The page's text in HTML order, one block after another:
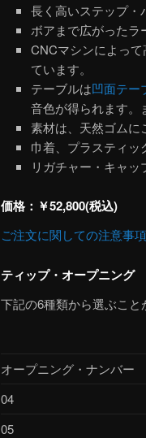
長く高いステップ・
ボアまで広がった
CNCマシンによっ
ています。
テーブルは凹面テー
音色が得られます。
素材は、天然ゴムに
巾着、プラスティッ
リガチャー・キャッ
価格：￥52,800(税込)
ご注文に関しての注意事項
ティップ・オープニング
下記の6種類から選ぶこと
オープニング・ナンバー
04
05